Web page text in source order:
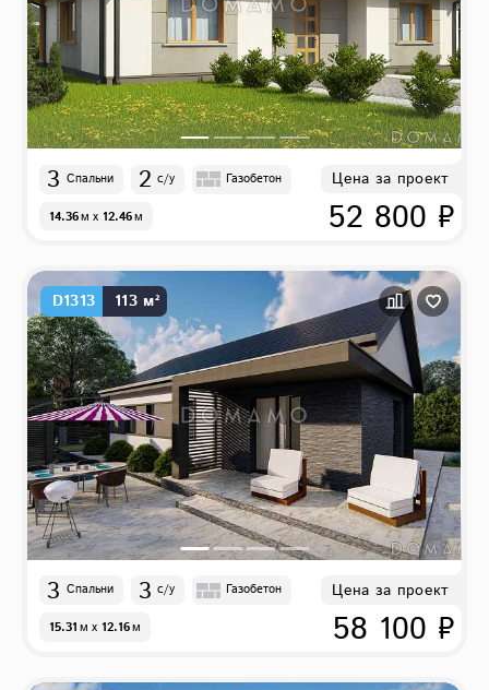
3 Спальни 2 с/у Газобетон
14.36м x 12.46м
Цена за проект
52 800 ₽
D1313 113 м²
3 Спальни 3 с/у Газобетон
15.31м x 12.16м
Цена за проект
58 100 ₽